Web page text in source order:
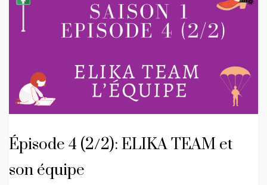
Épisode 4 (2/2): ELIKA TEAM et
son équipe